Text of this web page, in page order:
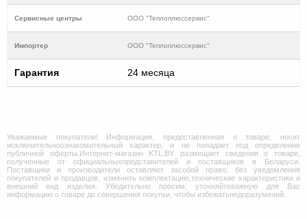
Cервисные центры ООО "Теплоплюссервис"
Импортер ООО "Теплоплюссервис"
Гарантия 24 месяца
Уважаемые покупатели! Информация, предоставленная о товаре, носит
исключительноознакомительный характер, и не попадает под определение
публичной оферты.Интернет-магазин KTL.BY размещает сведения о товаре,
полученные от официальныхпредставителей и поставщиков в Беларуси.
Поставщики и производители оставляют засобой право, без уведомления
покупателей и продавцов, изменить комплектацию,технические характеристики и
внешний вид изделия. Убедительно просим, уточняйтеважную для Вас
информацию о товаре до совершения покупки, чтобы избежатьнедоразумений.